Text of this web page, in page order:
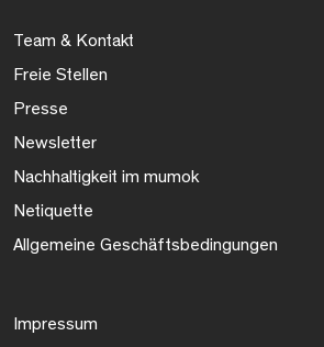
Team & Kontakt
Freie Stellen
Presse
Newsletter
Nachhaltigkeit im mumok
Netiquette
Allgemeine Geschäftsbedingungen
Impressum